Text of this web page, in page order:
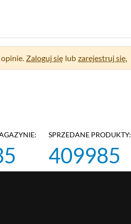
Zaloguj się lub zarejestruj się.
SPRZEDANE PRODUKTY:
409985